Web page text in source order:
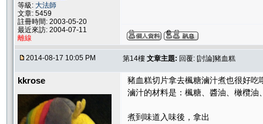
等級: 大法師
文章: 5459
註冊時間: 2003-05-20
最近來訪: 2004-07-11
離線
2014-08-17 10:05 PM 第14樓 文章主題: 回覆: [討論]豬血糕
kkrose
豬血糕切片拿去楓糖滷汁煮也很好吃
滷汁的材料是：楓糖、醬油、橄欖
煮到味道入味後，拿出